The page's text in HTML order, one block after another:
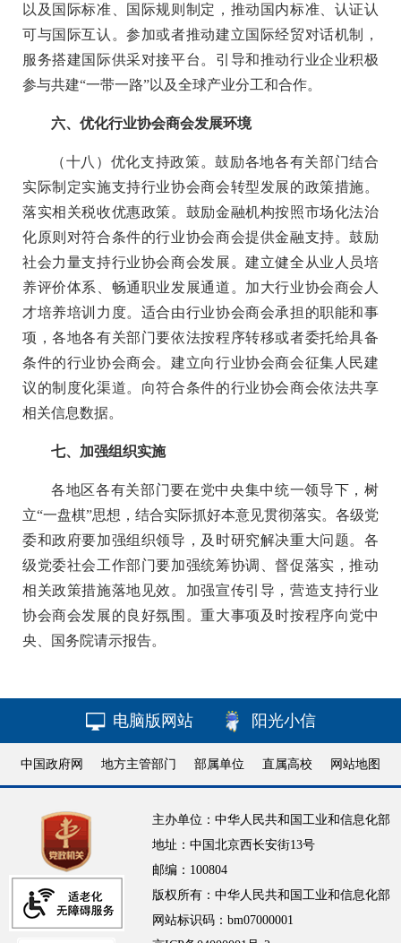
以及国际标准、国际规则制定，推动国内标准、认证认
可与国际互认。参加或者推动建立国际经贸对话机制，
服务搭建国际供采对接平台。引导和推动行业企业积极
参与共建“一带一路”以及全球产业分工和合作。
六、优化行业协会商会发展环境
（十八）优化支持政策。鼓励各地各有关部门结合
实际制定实施支持行业协会商会转型发展的政策措施。
落实相关税收优惠政策。鼓励金融机构按照市场化法治
化原则对符合条件的行业协会商会提供金融支持。鼓励
社会力量支持行业协会商会发展。建立健全从业人员培
养评价体系、畅通职业发展通道。加大行业协会商会人
才培养培训力度。适合由行业协会商会承担的职能和事
项，各地各有关部门要依法按程序转移或者委托给具备
条件的行业协会商会。建立向行业协会商会征集人民建
议的制度化渠道。向符合条件的行业协会商会依法共享
相关信息数据。
七、加强组织实施
各地区各有关部门要在党中央集中统一领导下，树
立“一盘棋”思想，结合实际抓好本意见贯彻落实。各级党
委和政府要加强组织领导，及时研究解决重大问题。各
级党委社会工作部门要加强统筹协调、督促落实，推动
相关政策措施落地见效。加强宣传引导，营造支持行业
协会商会发展的良好氛围。重大事项及时按程序向党中
央、国务院请示报告。
电脑版网站 阳光小信
中国政府网 地方主管部门 部属单位 直属高校 网站地图
主办单位：中华人民共和国工业和信息化部
地址：中国北京西长安街13号
邮编：100804
版权所有：中华人民共和国工业和信息化部
网站标识码：bm07000001